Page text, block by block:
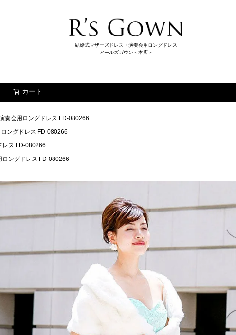
結婚式マザーズドレス・演奏会用ロングドレス
アールズガウン＜本店＞
カート
奏会用ロングドレス FD-080266
ングドレス FD-080266
レス FD-080266
ロングドレス FD-080266